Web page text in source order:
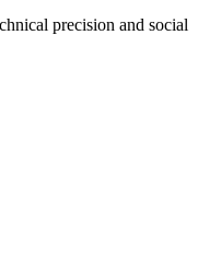
precision and social